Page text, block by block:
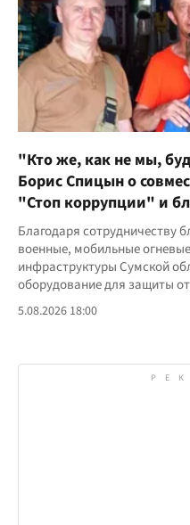
"Кто же, как не мы,
Борис Спицын о
"Стоп коррупции" и
Благодаря сотрудничеству
военные, мобильные
инфраструктуры Сумской
оборудование для защиты
5.08.2026 18:00